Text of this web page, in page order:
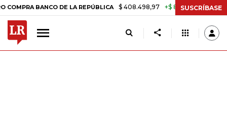
BANCO DE LA REPÚBLICA $ 408.498,97 +$ 8.753,81 +2,19%
SUSCRÍBASE